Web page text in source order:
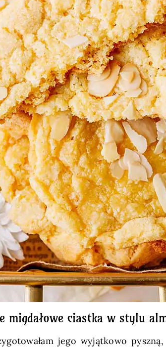
migdałowe ciastka w stylu
jego wyjątkowo